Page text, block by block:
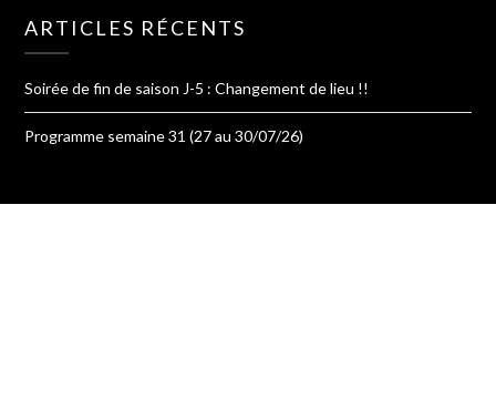
ARTICLES RÉCENTS
Soirée de fin de saison J-5 : Changement de lieu !!
Programme semaine 31 (27 au 30/07/26)